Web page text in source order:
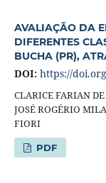
AVALIAÇÃO DA
DIFERENTES
BUCHA (PR),
DOI: https://
CLARICE FARIAN
JOSÉ ROGÉRIO
FIORI
PDF